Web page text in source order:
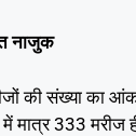
नाजुक
की संख्या का
मात्र 333 मरीज